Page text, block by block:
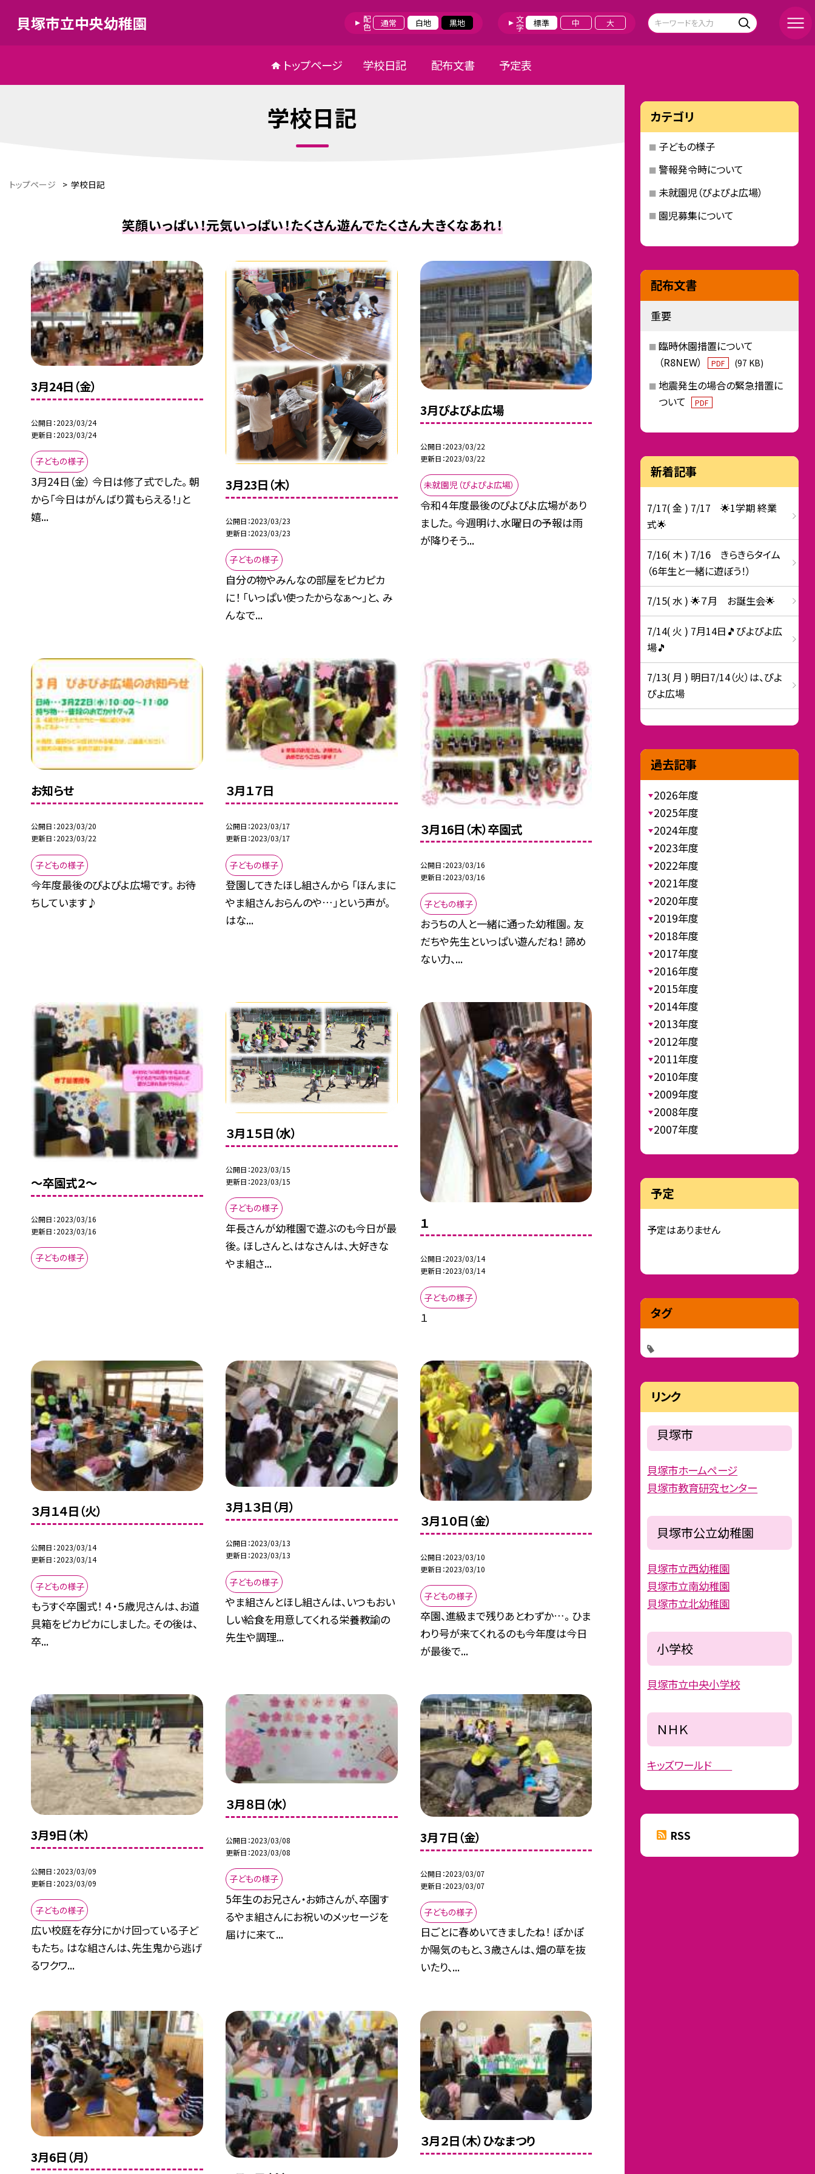
貝塚市立中央幼稚園 配色 通常 白地 黒地 文字 標準 中 大
トップページ 学校日記 配布文書 予定表
学校日記
トップページ > 学校日記
笑顔いっぱい！元気いっぱい！たくさん遊んでたくさん大きくなあれ！
3月24日（金）
公開日 2023/03/24
更新日 2023/03/24
子どもの様子
3月24日（金） 今日は修了式でした。 朝
から「今日はがんばり賞もらえる！」と
嬉...
3月23日（木）
公開日 2023/03/23
更新日 2023/03/23
子どもの様子
自分の物やみんなの部屋をピカピカ
に！ 「いっぱい使ったからなぁ〜」と、 み
んなで...
3月ぴよぴよ広場
公開日 2023/03/22
更新日 2023/03/22
未就園児（ぴよぴよ広場）
令和４年度最後のぴよぴよ広場があり
ました。 今週明け、水曜日の予報は雨
が降りそう...
お知らせ
公開日 2023/03/20
更新日 2023/03/22
子どもの様子
今年度最後のぴよぴよ広場です。 お待
ちしています♪
３月１７日
公開日 2023/03/17
更新日 2023/03/17
子どもの様子
登園してきたほし組さんから 「ほんまに
やま組さんおらんのや…」という声が。
はな...
３月16日（木）卒園式
公開日 2023/03/16
更新日 2023/03/16
子どもの様子
おうちの人と一緒に通った幼稚園。 友
だちや先生といっぱい遊んだね！ 諦め
ない力、...
〜卒園式２〜
公開日 2023/03/16
更新日 2023/03/16
子どもの様子
３月１５日（水）
公開日 2023/03/15
更新日 2023/03/15
子どもの様子
年長さんが幼稚園で遊ぶのも今日が最
後。 ほしさんと、はなさんは、大好きな
やま組さ...
１
公開日 2023/03/14
更新日 2023/03/14
子どもの様子
１
３月１４日（火）
公開日 2023/03/14
更新日 2023/03/14
子どもの様子
もうすぐ卒園式！ ４・５歳児さんは、お道
具箱をピカピカにしました。 その後は、
卒...
3月１３日（月）
公開日 2023/03/13
更新日 2023/03/13
子どもの様子
やま組さんとほし組さんは、いつもおい
しい給食を用意してくれる栄養教諭の
先生や調理...
３月１０日（金）
公開日 2023/03/10
更新日 2023/03/10
子どもの様子
卒園、進級まで残りあとわずか…。 ひま
わり号が来てくれるのも今年度は今日
が最後で...
3月9日（木）
公開日 2023/03/09
更新日 2023/03/09
子どもの様子
広い校庭を存分にかけ回っている子ど
もたち。 はな組さんは、先生鬼から逃げ
るワクワ...
３月８日（水）
公開日 2023/03/08
更新日 2023/03/08
子どもの様子
5年生のお兄さん・お姉さんが、卒園す
るやま組さんにお祝いのメッセージを
届けに来て...
3月７日（金）
公開日 2023/03/07
更新日 2023/03/07
子どもの様子
日ごとに春めいてきましたね！ ぽかぽ
か陽気のもと、３歳さんは、畑の草を抜
いたり、...
3月6日（月）
３月２日（木）ひなまつり
カテゴリ
子どもの様子
警報発令時について
未就園児（ぴよぴよ広場）
園児募集について
配布文書
重要
臨時休園措置について
（R8NEW）
PDF (97 KB)
地震発生の場合の緊急措置に
ついて
PDF
新着記事
7/17( 金 ) 7/17 🌟1学期 終業
式🌟
7/16( 木 ) 7/16 きらきらタイム
（6年生と一緒に遊ぼう！）
7/15( 水 ) 🌟７月 お誕生会🌟
7/14( 火 ) 7月14日🎵ぴよぴよ広
場🎵
7/13( 月 ) 明日7/14（火）は、ぴよ
ぴよ広場
過去記事
2026年度
2025年度
2024年度
2023年度
2022年度
2021年度
2020年度
2019年度
2018年度
2017年度
2016年度
2015年度
2014年度
2013年度
2012年度
2011年度
2010年度
2009年度
2008年度
2007年度
予定
予定はありません
タグ
リンク
貝塚市
貝塚市ホームページ
貝塚市教育研究センター
貝塚市公立幼稚園
貝塚市立西幼稚園
貝塚市立南幼稚園
貝塚市立北幼稚園
小学校
貝塚市立中央小学校
ＮＨＫ
キッズワールド
RSS